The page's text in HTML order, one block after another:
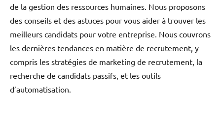
de la gestion des ressources humaines. Nous proposons
des conseils et des astuces pour vous aider à trouver les
meilleurs candidats pour votre entreprise. Nous couvrons
les dernières tendances en matière de recrutement, y
compris les stratégies de marketing de recrutement, la
recherche de candidats passifs, et les outils
d’automatisation.